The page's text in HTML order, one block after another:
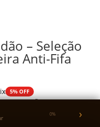
– Seleção
Anti-Fifa
5% OFF
no cartão
0% ›